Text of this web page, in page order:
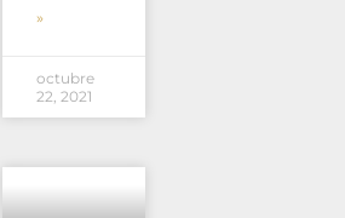
»
octubre
22, 2021